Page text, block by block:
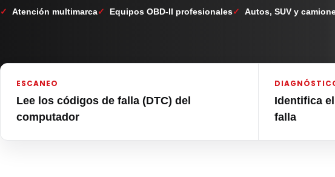
Atención multimarca Equipos OBD-II profesionales Autos, SUV y
ESCANEO
Lee los códigos de falla (DTC) del
computador
Identifica
falla